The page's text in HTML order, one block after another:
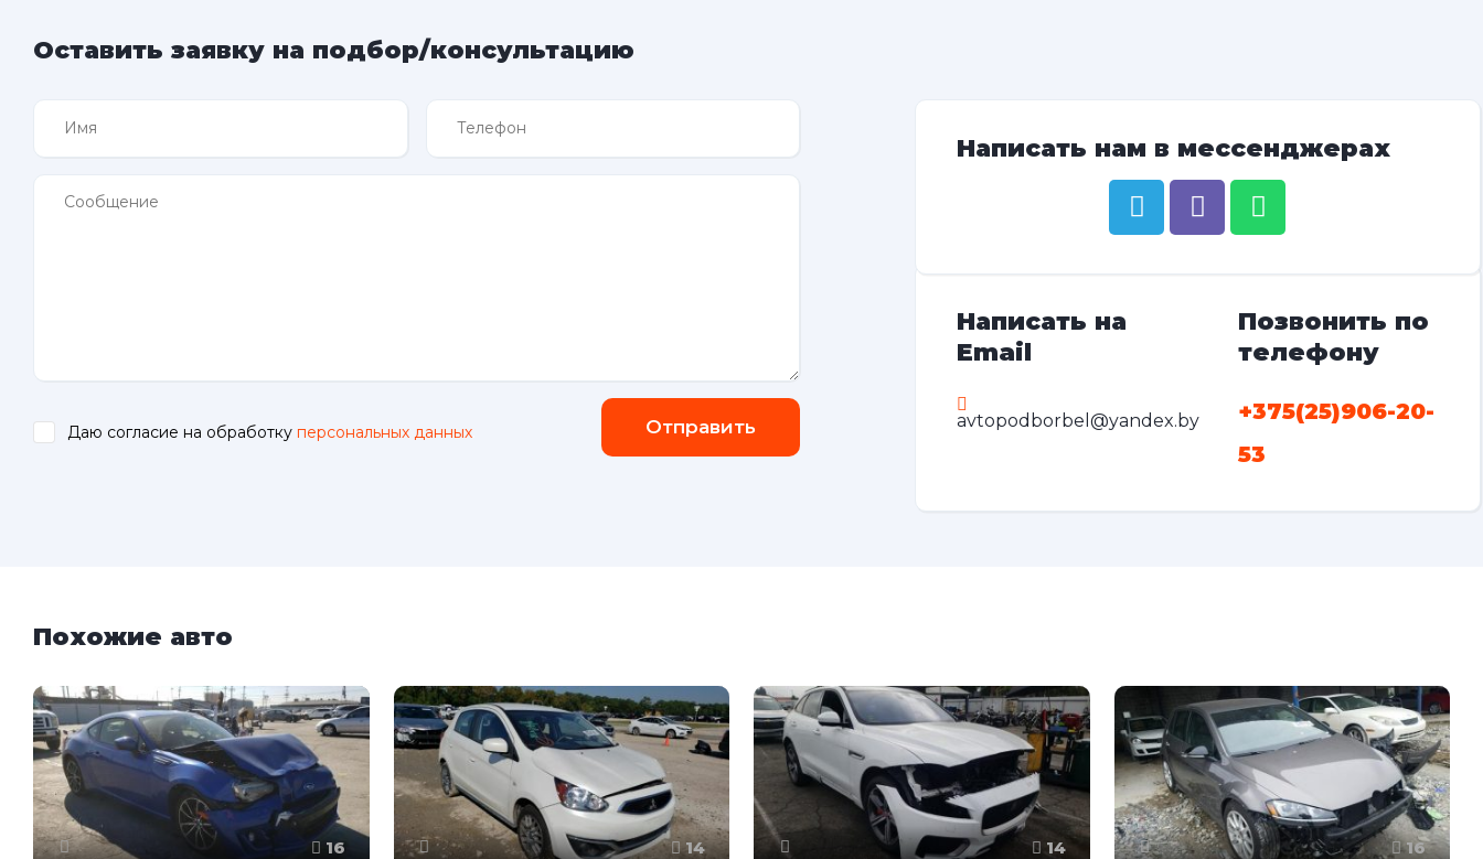
Оставить заявку на подбор/консультацию
Даю согласие на обработку персональных данных Отправить
Написать нам в мессенджерах
Написать на
Email
avtopodborbel@yandex.by
Позвонить по
телефону
+375(25)906-20-
53
Похожие авто
16 14 14 16